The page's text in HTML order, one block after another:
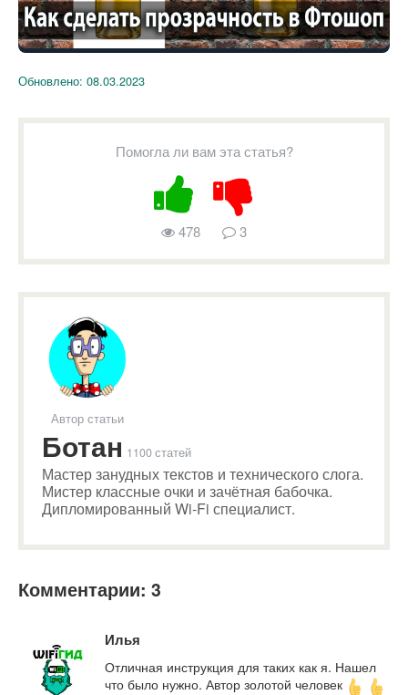
Обновлено: 08.03.2023
Помогла ли вам эта статья?
478 3
Автор статьи
Ботан 1100 статей
Мастер занудных текстов и технического слога.
Мистер классные очки и зачётная бабочка.
Дипломированный Wi-Fi специалист.
Комментарии: 3
Илья
Отличная инструкция для таких как я. Нашел
что было нужно. Автор золотой человек